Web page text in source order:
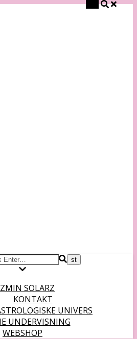
SOLARZ
KONTAKT
UNIVERS
UNDERVISNING
WEBSHOP